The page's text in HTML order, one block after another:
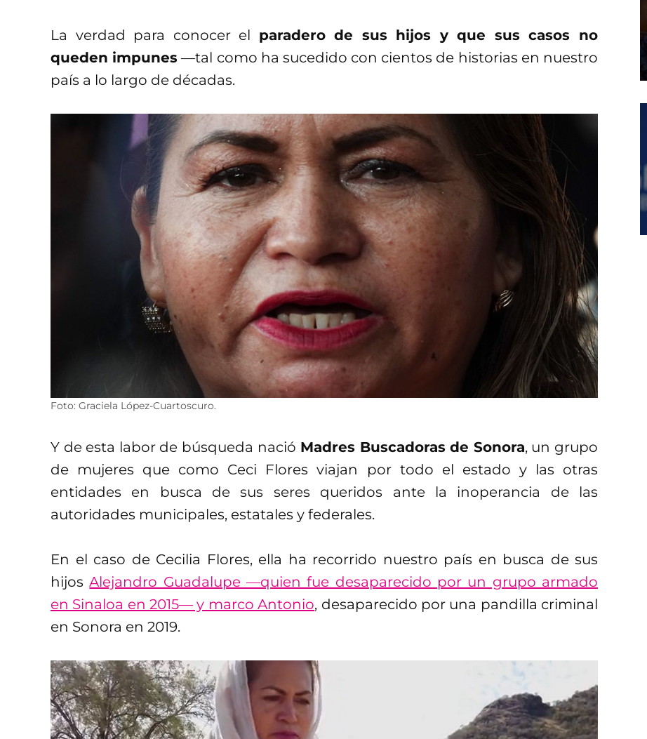
La verdad para conocer el paradero de sus hijos y que sus casos no
queden impunes —tal como ha sucedido con cientos de historias en nuestro
país a lo largo de décadas.
Foto: Graciela López-Cuartoscuro.
Y de esta labor de búsqueda nació Madres Buscadoras de Sonora, un grupo
de mujeres que como Ceci Flores viajan por todo el estado y las otras
entidades en busca de sus seres queridos ante la inoperancia de las
autoridades municipales, estatales y federales.
En el caso de Cecilia Flores, ella ha recorrido nuestro país en busca de sus
hijosAlejandro Guadalupe —quien fue desaparecido por un grupo armado
en Sinaloa en 2015— y marco Antonio, desaparecido por una pandilla criminal
en Sonora en 2019.